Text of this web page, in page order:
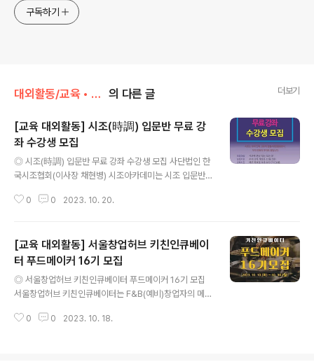
구독하기
대외활동/교육 • 강연 • 멘토링 의 다른 글 더보기
[교육 대외활동] 시조(時調) 입문반 무료 강
좌 수강생 모집
◎ 시조(時調) 입문반 무료 강좌 수강생 모집 사단법인 한
국시조협회(이사장 채현병) 시조아카데미는 시조 입문반
고유의 정형시(定型詩)로서 우리 문화의 뿌리요 꽃이다.
작할 수 있다. ◎ 접수기간 2023.10.16(월)~2023.11.2
(목) ◎ 참가자격 대학생, 일반인 ◎ 모집기간 수시 (1차 개
강은 11월 2일) ◎ 교육시간 매주 목요일 오후 6시~7시 3
0분 ◎ 교육장소 서울시 송파구 오금로 58. 잠실아이스페
이스 809호 한국시조협회 (잠실역 교통회관 뒤편) ◎ 강
사 사이채(시조시인, 문학박사) ◎ 문의 sa7273@nave
0 0 2023. 10. 20.
[교육 대외활동] 서울창업허브 키친인큐베이
터 푸드메이커 16기 모집
◎ 서울창업허브 키친인큐베이터 푸드메이커 16기 모집
서울창업허브 키친인큐베이터는 F&B(예비)창업자의 메뉴
개별주방에 참여할 팀을 모집하오니 많은 신청 바랍니다.
0 0 2023. 10. 18.